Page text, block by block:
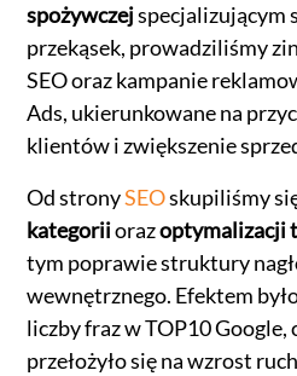
spożywczejspecjalizującym
przekąsek, prowadziliśmy
SEO oraz kampanie
Ads, ukierunkowane na
klientów i zwiększenie
Od stronySEOskupiliśmy
kategoriiorazoptymalizacji
tym poprawie struktury
wewnętrznego. Efektem
liczby fraz w TOP10 Google,
przełożyło się na wzrost